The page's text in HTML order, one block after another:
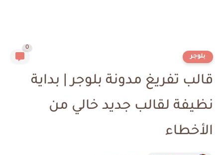
بلوجر
0
قالب تفريغ مدونة بلوجر | بداية
نظيفة لقالب جديد خالي من
الأخطاء